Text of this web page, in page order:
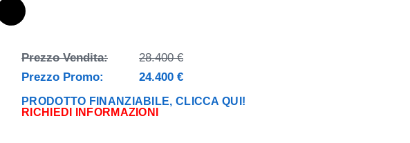
Prezzo Vendita:
28.400 €
Prezzo Promo:
24.400 €
PRODOTTO FINANZIABILE, CLICCA QUI!
RICHIEDI INFORMAZIONI